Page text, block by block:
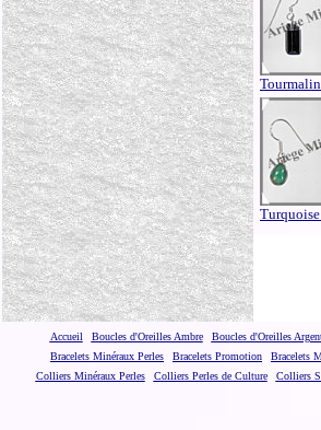
Accueil Boucles d'Oreilles Ambre Boucles d'Oreilles
Bracelets Minéraux Perles
Bracelets Promotion Bracelets
Colliers Minéraux Perles
Colliers Perles de Culture Colliers